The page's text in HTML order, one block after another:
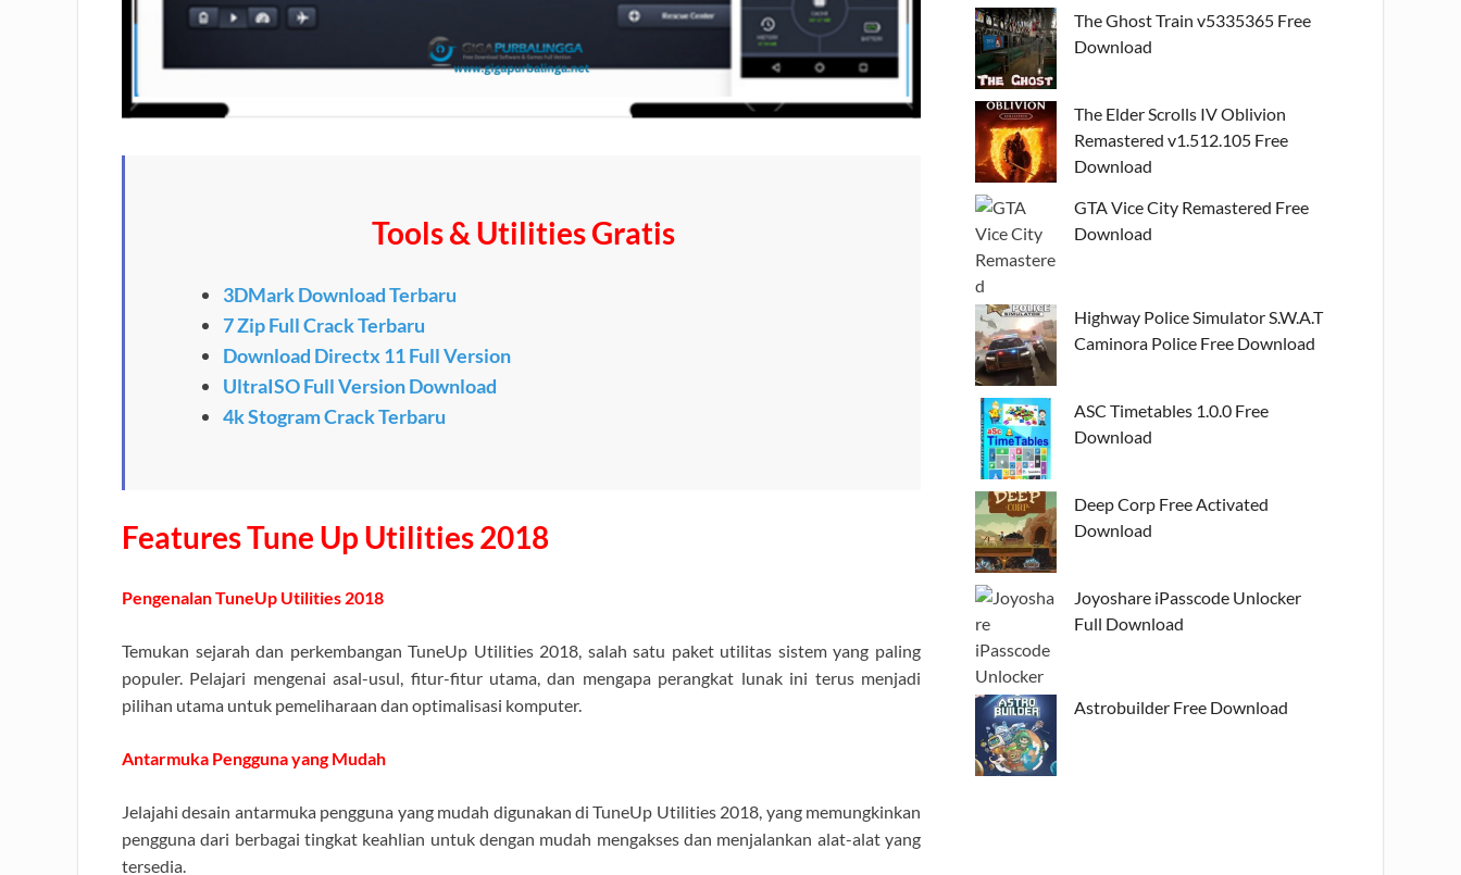
Tools & Utilities Gratis
3DMark Download Terbaru
7 Zip Full Crack Terbaru
Download Directx 11 Full Version
UltraISO Full Version Download
4k Stogram Crack Terbaru
Features Tune Up Utilities 2018
Pengenalan TuneUp Utilities 2018
Temukan sejarah dan perkembangan TuneUp Utilities 2018, salah satu paket utilitas sistem yang paling
populer. Pelajari mengenai asal-usul, fitur-fitur utama, dan mengapa perangkat lunak ini terus menjadi
pilihan utama untuk pemeliharaan dan optimalisasi komputer.
Antarmuka Pengguna yang Mudah
Jelajahi desain antarmuka pengguna yang mudah digunakan di TuneUp Utilities 2018, yang memungkinkan
pengguna dari berbagai tingkat keahlian untuk dengan mudah mengakses dan menjalankan alat-alat yang
tersedia.
The Ghost Train v5335365 Free
Download
The Elder Scrolls IV Oblivion
Remastered v1.512.105 Free
Download
GTA Vice City Remastered Free
Download
Highway Police Simulator S.W.A.T
Caminora Police Free Download
ASC Timetables 1.0.0 Free
Download
Deep Corp Free Activated
Download
Joyoshare iPasscode Unlocker
Full Download
Astrobuilder Free Download